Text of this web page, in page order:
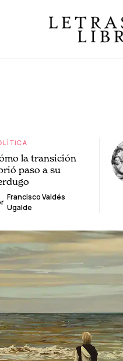
la transición
paso a su
Francisco Valdés
Ugalde